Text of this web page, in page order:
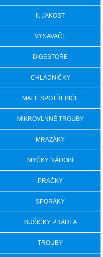
II. JAKOST
VYSAVAČE
DIGESTOŘE
CHLADNIČKY
MALÉ SPOTŘEBIČE
MIKROVLNNÉ TROUBY
MRAZÁKY
MYČKY NÁDOBÍ
PRAČKY
SPORÁKY
SUŠIČKY PRÁDLA
TROUBY